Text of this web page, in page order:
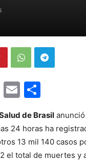
WhatsApp
Email
de Brasil
24 horas ha
13 mil 140 casos
el total de muertes y